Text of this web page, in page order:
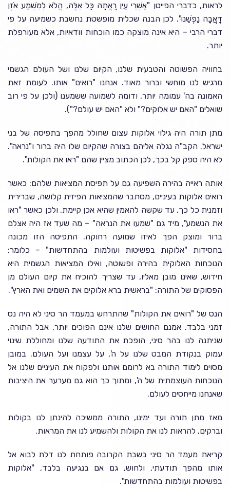
לראות, כדברי הפייטן "אַשְׁרֵי עַיִן רָאֲתָה כָּל אֵלֶּה, הֲלֹא לְמִשְׁמַע אֹזֶן
דָּאֲבָה נַפְשֵׁנוּ". לכן הבנה שכלית מופשטת נחשבת כשמיעה על פי
דברי הרבי – היא אינה מוצקה כמו הוכחות וודאיות, אלא מעורפלת
יותר.
בחוויה הפשוטה והטבעית שלנו, הקיום שלנו ושל העולם הגשמי
מרגיש לנו מוחשי וברור מאוד. אנחנו "רואים" אותו. לעומת זאת
האמונה בה' עמומה יותר, ודומה לשמועה ששמענו (ולכן על פי רוב
שואלים "האם יש אלוקים?" ולא "האם יש עולם?").
מתן תורה היה גילוי אלוקות עצום שחולל מהפך בתפיסה של בני
ישראל. הקב"ה נגלה אליהם בצורה שהקיום שלו היה ברור ו"נראה".
לא היה ספק קל בכך, לכן הכתוב מציין שהם "ראו את הקולות".
אותה ראייה בהירה השפיעה גם על תפיסת המציאות שלהם: כאשר
רואים אלוקות בעיניים, מסתבר שהמציאות הפיזית קלושה, שברירית
וזמנית כל כך, עד שקשה להאמין שהיא אכן קיימת, ולכן כאשר "ראו
את הנשמע", מיד גם "שמעו את הנראה" – מה שעד אז היה אצלם
ברור ומוצק הפך לאיזו שמועה רחוקה. התפיסה הזו מכונה
בחסידות "אלוקות בפשיטות ועולמות בהתחדשות" – כלומר:
הנוכחות האלוקית בהירה ופשוטה, ואילו המציאות הגשמית היא
חידוש, שאינו מובן מאליו, עד שצריך להוכיח את קיום העולם מן
הפסוקים של התורה: "בראשית ברא אלוקים את השמים ואת הארץ".
הנס של "רואים את הקולות" שהתרחש במעמד הר סיני לא היה נס
זמני בלבד. אמנם החושים שלנו אינם הפוכים יותר, אבל התורה,
שניתנה לנו בהר סיני, הופכת את התודעה שלנו ומחוללת שינוי
עמוק בנקודת המבט שלנו על ה', על עצמנו ועל העולם. במובן
מסוים לימוד התורה בא לרומם אותנו ולפקוח את העיניים שלנו אל
הנוכחות העוצמתית של ה', ומתוך כך הוא גם מערער את היציבות
שאנחנו מייחסים לעולם.
מאז מתן תורה ועד ימינו, התורה ממשיכה להינתן לנו בקולות
וברקים, להראות לנו את הקולות ולהשמיע לנו את המראות.
קריאת מעמד הר סיני בשבת הקרובה פותחת לנו דלת לבוא אל
אותו מהפך תודעתי, ולחוש, גם אם בנגיעה בלבד, "אלוקות
בפשיטות ועולמות בהתחדשות".